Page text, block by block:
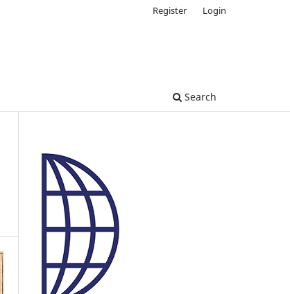
Search
Register Login